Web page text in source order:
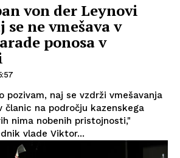
von der Leynovi
se ne vmešava v
ponosa v
pozivam, naj se vzdrži vmešavanja
članic na področju kazenskega
nima nobenih pristojnosti,"
vlade Viktor...